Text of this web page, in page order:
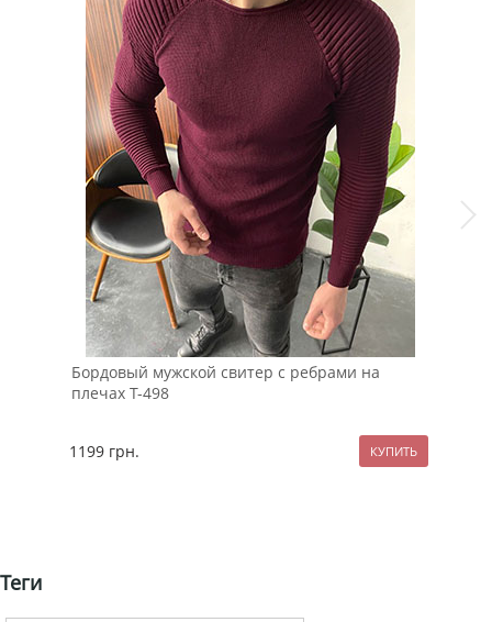
Бордовый мужской свитер с ребрами на
плечах Т-498
1199 грн.
Теги